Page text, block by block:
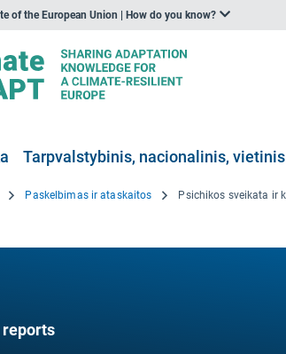
of the European Union | How do you know?
Tarpvalstybinis, nacionalinis, vietinis
Paskelbimas ir ataskaitos
reports